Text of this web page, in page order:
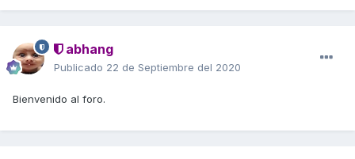
abhang
Publicado 22 de Septiembre del 2020
Bienvenido al foro.